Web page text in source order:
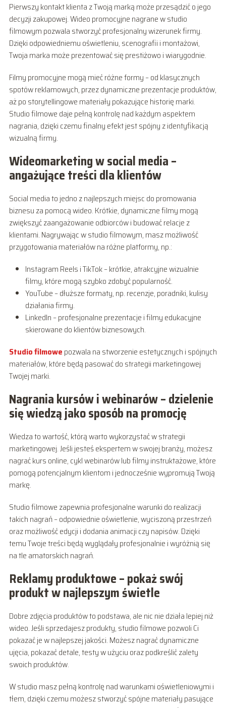
Pierwszy kontakt klienta z Twoją marką może przesądzić o jego
decyzji zakupowej. Wideo promocyjne nagrane w studio
filmowym pozwala stworzyć profesjonalny wizerunek firmy.
Dzięki odpowiedniemu oświetleniu, scenografii i montażowi,
Twoja marka może prezentować się prestiżowo i wiarygodnie.
Filmy promocyjne mogą mieć różne formy – od klasycznych
spotów reklamowych, przez dynamiczne prezentacje produktów,
aż po storytellingowe materiały pokazujące historię marki.
Studio filmowe daje pełną kontrolę nad każdym aspektem
nagrania, dzięki czemu finalny efekt jest spójny z identyfikacją
wizualną firmy.
Wideomarketing w social media –
angażujące treści dla klientów
Social media to jedno z najlepszych miejsc do promowania
biznesu za pomocą wideo. Krótkie, dynamiczne filmy mogą
zwiększyć zaangażowanie odbiorców i budować relacje z
klientami. Nagrywając w studio filmowym, masz możliwość
przygotowania materiałów na różne platformy, np.:
Instagram Reels i TikTok – krótkie, atrakcyjne wizualnie
filmy, które mogą szybko zdobyć popularność.
YouTube – dłuższe formaty, np. recenzje, poradniki, kulisy
działania firmy.
LinkedIn – profesjonalne prezentacje i filmy edukacyjne
skierowane do klientów biznesowych.
Studio filmowe pozwala na stworzenie estetycznych i spójnych
materiałów, które będą pasować do strategii marketingowej
Twojej marki.
Nagrania kursów i webinarów – dzielenie
się wiedzą jako sposób na promocję
Wiedza to wartość, którą warto wykorzystać w strategii
marketingowej. Jeśli jesteś ekspertem w swojej branży, możesz
nagrać kurs online, cykl webinarów lub filmy instruktażowe, które
pomogą potencjalnym klientom i jednocześnie wypromują Twoją
markę.
Studio filmowe zapewnia profesjonalne warunki do realizacji
takich nagrań – odpowiednie oświetlenie, wyciszoną przestrzeń
oraz możliwość edycji i dodania animacji czy napisów. Dzięki
temu Twoje treści będą wyglądały profesjonalnie i wyróżnią się
na tle amatorskich nagrań.
Reklamy produktowe – pokaż swój
produkt w najlepszym świetle
Dobre zdjęcia produktów to podstawa, ale nic nie działa lepiej niż
wideo. Jeśli sprzedajesz produkty, studio filmowe pozwoli Ci
pokazać je w najlepszej jakości. Możesz nagrać dynamiczne
ujęcia, pokazać detale, testy w użyciu oraz podkreślić zalety
swoich produktów.
W studio masz pełną kontrolę nad warunkami oświetleniowymi i
tłem, dzięki czemu możesz stworzyć spójne materiały pasujące